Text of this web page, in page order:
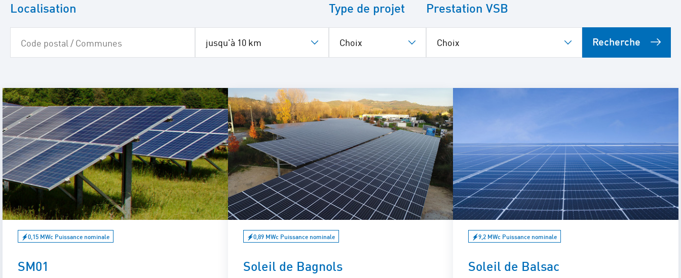
Localisation Type de projet Prestation VSB
Recherche
0,15 MWc Puissance nominale
SM01
0,89 MWc Puissance nominale
Soleil de Bagnols
9,2 MWc Puissance nominale
Soleil de Balsac